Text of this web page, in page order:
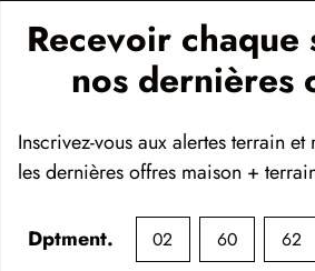
Recevoir chaque
nos dernières
Inscrivez-vous aux alertes terrain
les dernières offres maison +
Dptment. 02 60 62